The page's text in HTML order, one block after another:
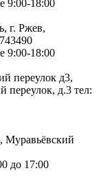
9:00-18:00
г. Ржев,
9:00-18:00
переулок д3,
переулок, д.3 тел:
Муравьёвский
до 17:00